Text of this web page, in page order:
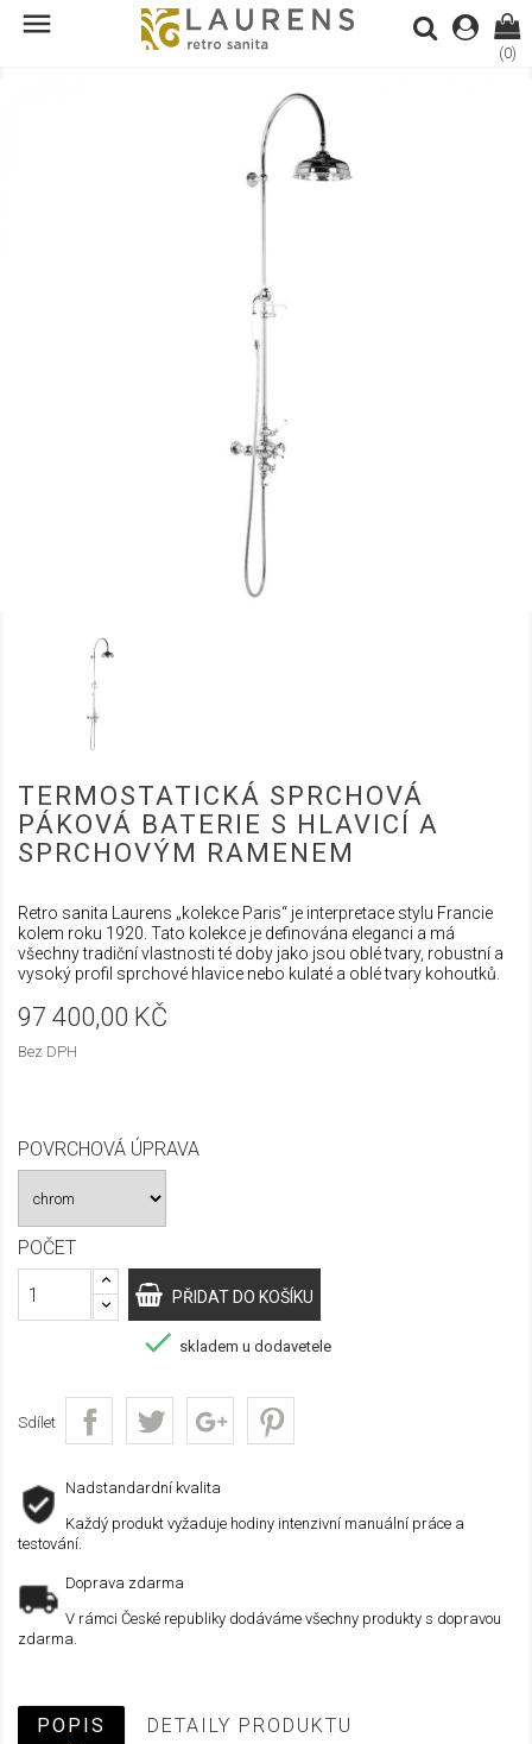

(0)
TERMOSTATICKÁ SPRCHOVÁ
PÁKOVÁ BATERIE S HLAVICÍ A
SPRCHOVÝM RAMENEM
Retro sanita Laurens „kolekce Paris“ je interpretace stylu Francie
kolem roku 1920. Tato kolekce je definována eleganci a má
všechny tradiční vlastnosti té doby jako jsou oblé tvary, robustní a
vysoký profil sprchové hlavice nebo kulaté a oblé tvary kohoutků.
97 400,00 KČ
Bez DPH
POVRCHOVÁ ÚPRAVA
POČET
PŘIDAT DO KOŠÍKU
 skladem u dodavetele
Sdílet
Nadstandardní kvalita
Každý produkt vyžaduje hodiny intenzivní manuální práce a
testování.
Doprava zdarma
V rámci České republiky dodáváme všechny produkty s dopravou
zdarma.
POPIS DETAILY PRODUKTU